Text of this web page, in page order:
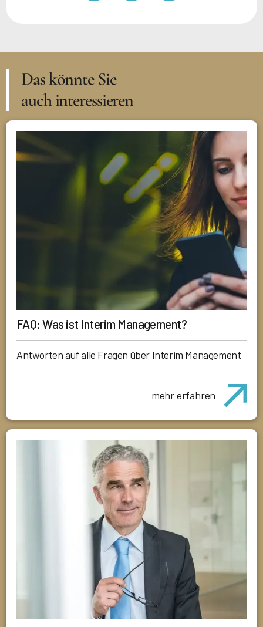
Das könnte Sie
auch interessieren
FAQ: Was ist Interim Management?
Antworten auf alle Fragen über Interim Management
mehr erfahren